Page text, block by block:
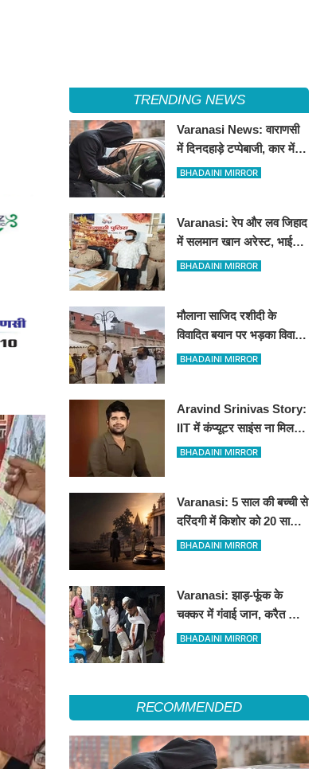
TRENDING NEWS
Varanasi News: वाराणसी
में दिनदहाड़े टप्पेबाजी, कार में
बैठी महिला को झांसा देकर 5
BHADAINI MIRROR
Varanasi: रेप और लव जिहाद
में सलमान खान अरेस्ट, भाई
शाहरुख खान की तलाश
BHADAINI MIRROR
मौलाना साजिद रशीदी के
विवादित बयान पर भड़का विवाद:
उज्जैन महाकाल पहुंचे संतों और
BHADAINI MIRROR
Aravind Srinivas Story:
IIT में कंप्यूटर साइंस ना मिलने
से लेकर MIT और पहले
BHADAINI MIRROR
Varanasi: 5 साल की बच्ची से
दरिंदगी में किशोर को 20 साल
की कठोर कैद, बालिग की तरह
BHADAINI MIRROR
Varanasi: झाड़-फूंक के
चक्कर में गंवाई जान, करैत के
काटने से 3 साल के मासूम की
BHADAINI MIRROR
RECOMMENDED